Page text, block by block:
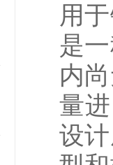
用
是
内
量
设